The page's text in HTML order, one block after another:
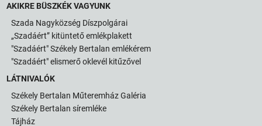
AKIKRE BÜSZKÉK VAGYUNK
Szada Nagyközség Díszpolgárai
„Szadáért” kitüntető emlékplakett
"Szadáért" Székely Bertalan emlékérem
"Szadáért" elismerő oklevél kitűzővel
LÁTNIVALÓK
Székely Bertalan Műteremház Galéria
Székely Bertalan síremléke
Tájház